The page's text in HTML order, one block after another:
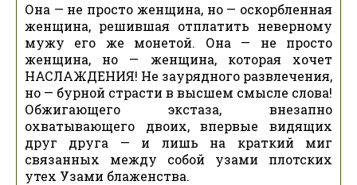
Она — не просто женщина, но — оскорбленная
женщина, решившая отплатить неверному
мужу его же монетой. Она — не просто
женщина, но — женщина, которая хочет
НАСЛАЖДЕНИЯ! Не заурядного развлечения,
но — бурной страсти в высшем смысле слова!
Обжигающего экстаза, внезапно
охватывающего двоих, впервые видящих
друг друга — и лишь на краткий миг
связанных между собой узами плотских
утех Узами блаженства.